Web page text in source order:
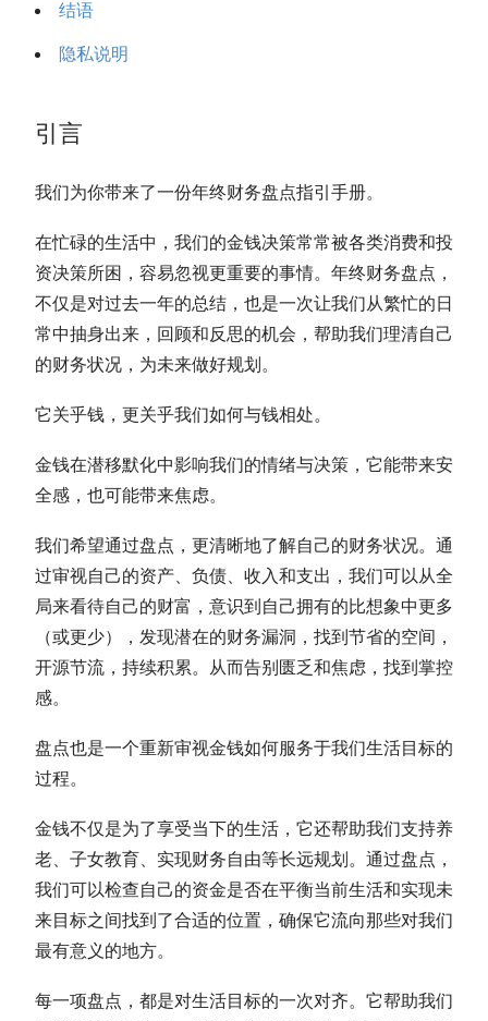
结语
隐私说明
引言
我们为你带来了一份年终财务盘点指引手册。
在忙碌的生活中，我们的金钱决策常常被各类消费和投
资决策所困，容易忽视更重要的事情。年终财务盘点，
不仅是对过去一年的总结，也是一次让我们从繁忙的日
常中抽身出来，回顾和反思的机会，帮助我们理清自己
的财务状况，为未来做好规划。
它关乎钱，更关乎我们如何与钱相处。
金钱在潜移默化中影响我们的情绪与决策，它能带来安
全感，也可能带来焦虑。
我们希望通过盘点，更清晰地了解自己的财务状况。通
过审视自己的资产、负债、收入和支出，我们可以从全
局来看待自己的财富，意识到自己拥有的比想象中更多
（或更少）
，发现潜在的财务漏洞，找到节省的空间，
开源节流，持续积累。从而告别匮乏和焦虑，找到掌控
感。
盘点也是一个重新审视金钱如何服务于我们生活目标的
过程。
金钱不仅是为了享受当下的生活，它还帮助我们支持养
老、子女教育、实现财务自由等长远规划。通过盘点，
我们可以检查自己的资金是否在平衡当前生活和实现未
来目标之间找到了合适的位置，确保它流向那些对我们
最有意义的地方。
每一项盘点，都是对生活目标的一次对齐。它帮助我们